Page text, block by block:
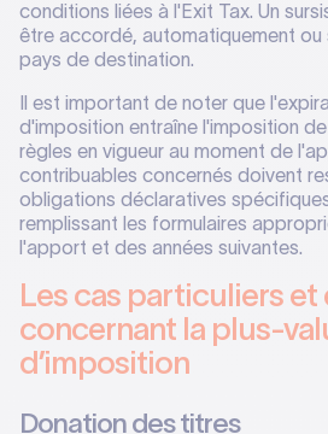
conditions liées à l'Exit Tax. Un
être accordé, automatiquement ou
pays de destination.
Il est important de noter que
d'imposition entraîne l'imposition
règles en vigueur au moment de
contribuables concernés doivent
obligations déclaratives
remplissant les formulaires
l'apport et des années suivantes.
Les cas particuliers
concernant la plus-
d’imposition
Donation des titres